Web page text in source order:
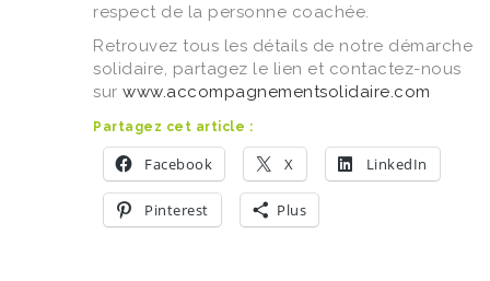
respect de la personne coachée.
Retrouvez tous les détails de notre démarche
solidaire, partagez le lien et contactez-nous
sur www.accompagnementsolidaire.com
Partagez cet article :
Facebook X LinkedIn
Pinterest Plus